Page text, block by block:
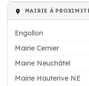
MAIRIE À
Engollon
Mairie Cernier
Mairie Neuchâtel
Mairie Hauterive NE